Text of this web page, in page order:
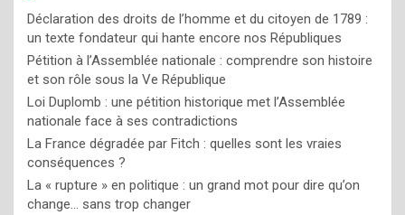
Déclaration des droits de l’homme et du citoyen de 1789 :
un texte fondateur qui hante encore nos Républiques
Pétition à l’Assemblée nationale : comprendre son histoire
et son rôle sous la Ve République
Loi Duplomb : une pétition historique met l’Assemblée
nationale face à ses contradictions
La France dégradée par Fitch : quelles sont les vraies
conséquences ?
La « rupture » en politique : un grand mot pour dire qu’on
change… sans trop changer